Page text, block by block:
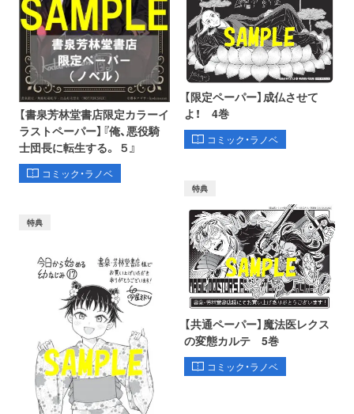
【書泉芳林堂書店限定カラーイ
ラストペーパー】『俺、悪役騎
士団長に転生する。 ５』
コミック・ラノベ
【限定ペーパー】成仏させて
よ！ 4巻
コミック・ラノベ
特典
特典
【共通ペーパー】魔法医レクス
の変態カルテ 5巻
コミック・ラノベ